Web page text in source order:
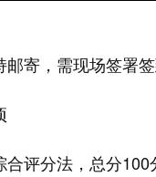
邮寄，需现场签署
合评分法，总分